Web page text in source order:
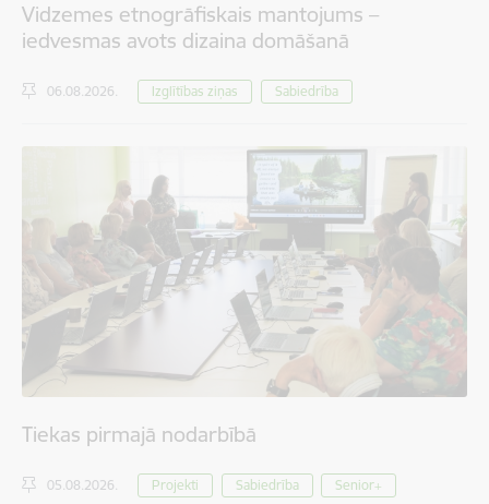
Vidzemes etnogrāfiskais mantojums –
iedvesmas avots dizaina domāšanā
06.08.2026. Izglītības ziņas Sabiedrība
Tiekas pirmajā nodarbībā
05.08.2026. Projekti Sabiedrība Senior+